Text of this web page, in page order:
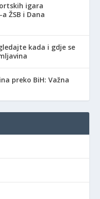
igara
ŽSB i Dana
kada i gdje se
preko BiH: Važna